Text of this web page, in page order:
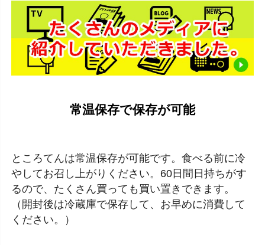
常温保存で保存が可能
ところてんは常温保存が可能です。食べる前に冷
やしてお召し上がりください。60日間日持ちがす
るので、たくさん買っても買い置きできます。
（開封後は冷蔵庫で保存して、お早めに消費して
ください。）